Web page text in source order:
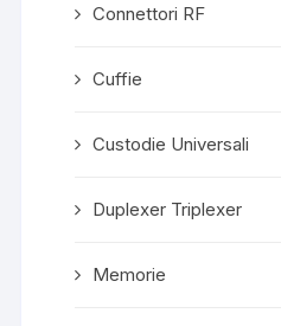
Connettori RF
Cuffie
Custodie Universali
Duplexer Triplexer
Memorie